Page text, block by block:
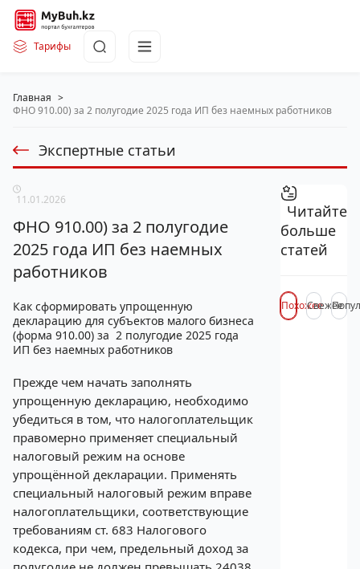
Тарифы
Главная >
ФНО 910.00) за 2 полугодие 2025 года ИП без наемных работников
Экспертные статьи
11.01.2026
ФНО 910.00) за 2 полугодие
2025 года ИП без наемных
работников
Как сформировать упрощенную
декларацию для субъектов малого бизнеса
(форма 910.00) за 2 полугодие 2025 года
ИП без наемных работников
Прежде чем начать заполнять
упрощенную декларацию, необходимо
убедиться в том, что налогоплательщик
правомерно применяет специальный
налоговый режим на основе
упрощённой декларации. Применять
специальный налоговый режим вправе
налогоплательщики, соответствующие
требованиям ст. 683 Налогового
кодекса, при чем, предельный доход за
Читайте
больше
статей
ПохожееСвежее